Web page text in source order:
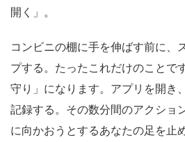
開く」。
コンビニの棚に手を伸ばす前に、
プする。たったこれだけのことで
守り」になります。アプリを開き
記録する。その数分間のアクショ
に向かおうとするあなたの足を止